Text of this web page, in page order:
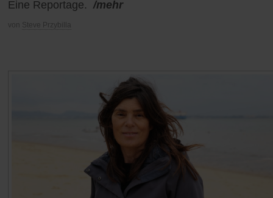
Eine Reportage. /mehr
von Steve Przybilla